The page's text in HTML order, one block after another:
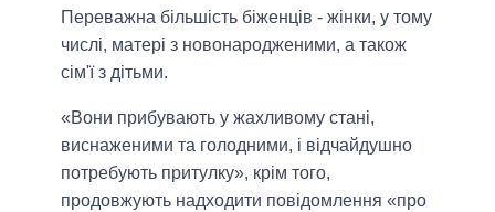
Переважна більшість біженців - жінки, у тому
числі, матері з новонародженими, а також
сім'ї з дітьми.
«Вони прибувають у жахливому стані,
виснаженими та голодними, і відчайдушно
потребують притулку», крім того,
продовжують надходити повідомлення «про